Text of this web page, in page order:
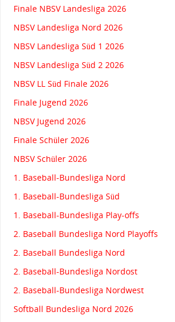
Finale NBSV Landesliga 2026
NBSV Landesliga Nord 2026
NBSV Landesliga Süd 1 2026
NBSV Landesliga Süd 2 2026
NBSV LL Süd Finale 2026
Finale Jugend 2026
NBSV Jugend 2026
Finale Schüler 2026
NBSV Schüler 2026
1. Baseball-Bundesliga Nord
1. Baseball-Bundesliga Süd
1. Baseball-Bundesliga Play-offs
2. Baseball Bundesliga Nord Playoffs
2. Baseball Bundesliga Nord
2. Baseball-Bundesliga Nordost
2. Baseball-Bundesliga Nordwest
Softball Bundesliga Nord 2026